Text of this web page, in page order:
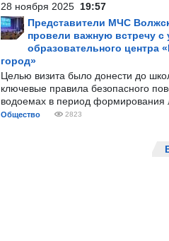
28 ноября 2025 19:57
Представители МЧС
провели важную встречу с
образовательного центра
город»
Целью визита было донести до
ключевые правила безопасного
водоемах в период формирования
Общество 2823